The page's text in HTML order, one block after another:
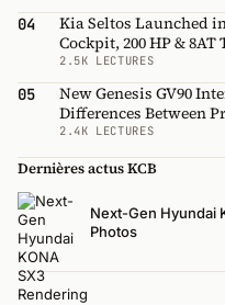
04
Kia Seltos Launched
Cockpit, 200 HP &
2.5K LECTURES
05
New Genesis GV90
Differences Between
2.4K LECTURES
Dernières actus KCB
Next-Gen Hyundai
Photos